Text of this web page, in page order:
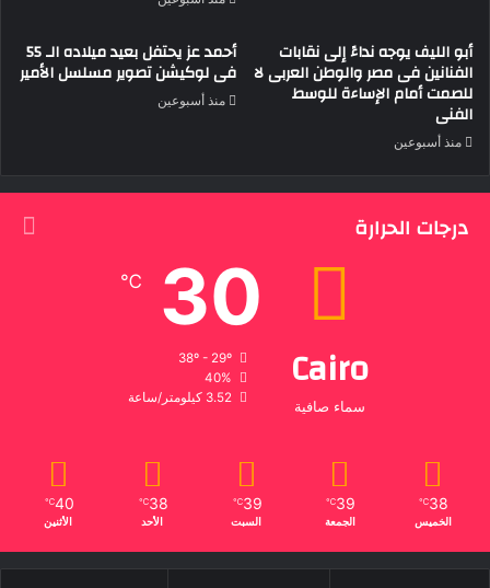
أبو الليف يوجه نداءً إلى نقابات
الفنانين فى مصر والوطن العربى لا
للصمت أمام الإساءة للوسط
الفنى
منذ أسبوعين
أحمد عز يحتفل بعيد ميلاده الـ 55
فى لوكيشن تصوير مسلسل الأمير
منذ أسبوعين
درجات الحرارة
Cairo
سماء صافية
30
℃
38º - 29º
40%
3.52 كيلومتر/ساعة
38
℃
الخميس
39
℃
الجمعة
39
℃
السبت
38
℃
الأحد
40
℃
الأثنين